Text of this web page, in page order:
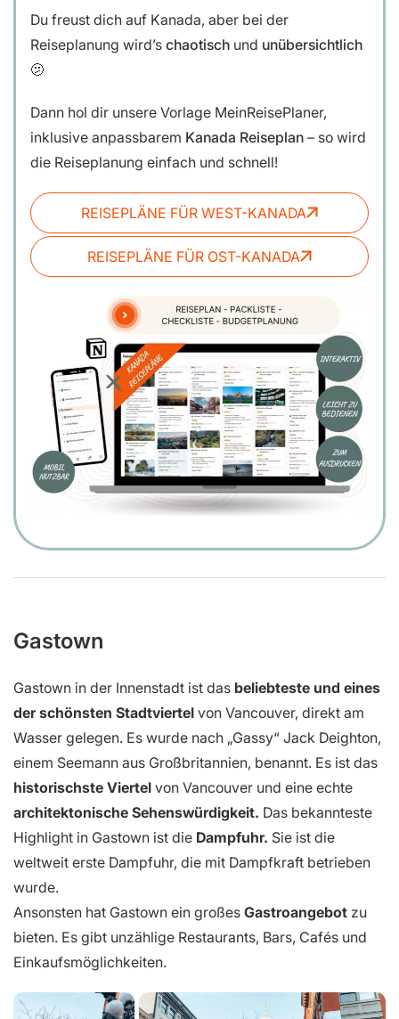
Du freust dich auf Kanada, aber bei der
Reiseplanung wird’s chaotisch und unübersichtlich
🫤
Dann hol dir unsere Vorlage MeinReisePlaner,
inklusive anpassbarem Kanada Reiseplan – so wird
die Reiseplanung einfach und schnell!
REISEPLÄNE FÜR WEST-KANADA
REISEPLÄNE FÜR OST-KANADA
Gastown
Gastown in der Innenstadt ist das beliebteste und eines
der schönsten Stadtviertel von Vancouver, direkt am
Wasser gelegen. Es wurde nach „Gassy“ Jack Deighton,
einem Seemann aus Großbritannien, benannt. Es ist das
historischste Viertel von Vancouver und eine echte
architektonische Sehenswürdigkeit. Das bekannteste
Highlight in Gastown ist die Dampfuhr. Sie ist die
weltweit erste Dampfuhr, die mit Dampfkraft betrieben
wurde.
Ansonsten hat Gastown ein großes Gastroangebot zu
bieten. Es gibt unzählige Restaurants, Bars, Cafés und
Einkaufsmöglichkeiten.